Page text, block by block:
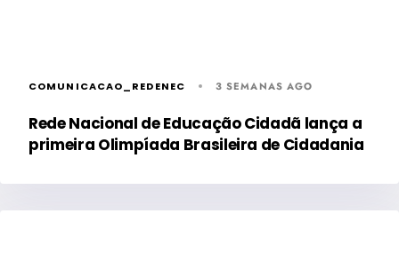
COMUNICACAO_REDENEC 3 SEMANAS AGO
Rede Nacional de Educação Cidadã lança a
primeira Olimpíada Brasileira de Cidadania